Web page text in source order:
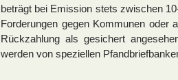
beträgt bei Emission stets zwischen
Forderungen gegen Kommunen oder
Rückzahlung als gesichert
werden von speziellen